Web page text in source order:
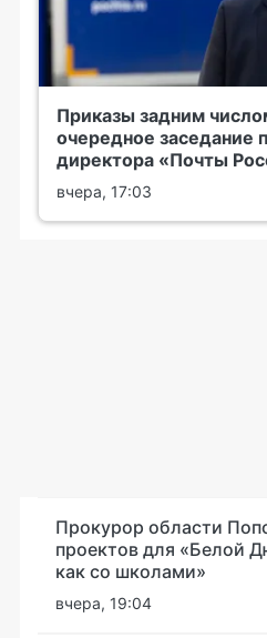
Приказы задним
очередное заседание
директора «Почты
вчера, 17:03
Прокурор области
проектов для «Белой
как со школами»
вчера, 19:04